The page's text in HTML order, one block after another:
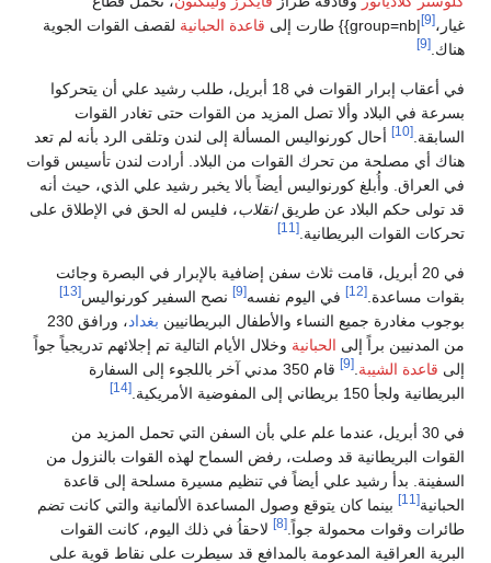
غيار،[9] |group=nb}} طارت إلى قاعدة الحبانية لقصف القوات الجوية
هناك. [9]
في أعقاب إبرار القوات في 18 أبريل، طلب رشيد علي أن يتحركوا
بسرعة في البلاد وألا تصل المزيد من القوات حتى تغادر القوات
السابقة. [10]
أحال كورنواليس المسألة إلى لندن وتلقى الرد بأنه لم تعد
هناك أي مصلحة من تحرك القوات من البلاد. أرادت لندن تأسيس قوات
في العراق. وأُبلغ كورنواليس أيضاً بألا يخبر رشيد علي الذي، حيث أنه
قد تولى حكم البلاد عن طريق انقلاب، فليس له الحق في الإطلاق على
تحركات القوات البريطانية. [11]
في 20 أبريل، قامت ثلاث سفن إضافية بالإبرار في البصرة وجائت
بقوات مساعدة. [12] في اليوم نفسه[9] نصح السفير كورنواليس[13]
بوجوب مغادرة جميع النساء والأطفال البريطانيين بغداد
، ورافق 230
من المدنيين براً إلى الحبانية وخلال الأيام التالية تم إجلائهم تدريجياً جواً
إلى قاعدة الشيبة [9]
قام 350 مدني آخر باللجوء إلى السفارة
البريطانية ولجأ 150 بريطاني إلى المفوضية الأمريكية.
[14]
في 30 أبريل، عندما علم علي بأن السفن التي تحمل المزيد من
القوات البريطانية قد وصلت، رفض السماح لهذه القوات بالنزول من
السفينة. بدأ رشيد علي أيضاً في تنظيم مسيرة مسلحة إلى قاعدة
الحبانية[11]
بينما كان يتوقع وصول المساعدة الألمانية والتي كانت تضم
طائرات وقوات محمولة جواً. [8]
لاحقاُ في ذلك اليوم، كانت القوات
البرية العراقية المدعومة بالمدافع قد سيطرت على نقاط قوية على